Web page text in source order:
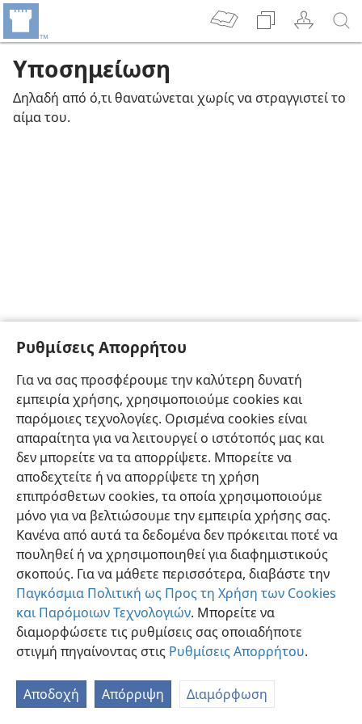
Ρυθμίσεις Απορρήτου
Για να σας προσφέρουμε την καλύτερη δυνατή
εμπειρία χρήσης, χρησιμοποιούμε cookies και
παρόμοιες τεχνολογίες. Ορισμένα cookies είναι
απαραίτητα για να λειτουργεί ο ιστότοπός μας και
δεν μπορείτε να τα απορρίψετε. Μπορείτε να
αποδεχτείτε ή να απορρίψετε τη χρήση
επιπρόσθετων cookies, τα οποία χρησιμοποιούμε
μόνο για να βελτιώσουμε την εμπειρία χρήσης σας.
Κανένα από αυτά τα δεδομένα δεν πρόκειται ποτέ να
πουληθεί ή να χρησιμοποιηθεί για διαφημιστικούς
σκοπούς. Για να μάθετε περισσότερα, διαβάστε την
Παγκόσμια Πολιτική ως Προς τη Χρήση των Cookies
και Παρόμοιων Τεχνολογιών. Μπορείτε να
διαμορφώσετε τις ρυθμίσεις σας οποιαδήποτε
στιγμή πηγαίνοντας στις Ρυθμίσεις Απορρήτου.
Αποδοχή Απόρριψη Διαμόρφωση
Υποσημείωση
Δηλαδή από ό,τι θανατώνεται χωρίς να στραγγιστεί το
αίμα του.
Ελληνική Προτιμήσεις
Copyright© 2026 Watch Tower Bible and Tract Society of Pennsylvania
Πολιτική Απορρήτου
Ρυθμίσεις Απορρήτου
JW.ORG
Σύνδεση